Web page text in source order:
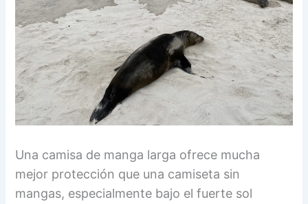
Una camisa de manga larga ofrece mucha
mejor protección que una camiseta sin
mangas, especialmente bajo el fuerte sol